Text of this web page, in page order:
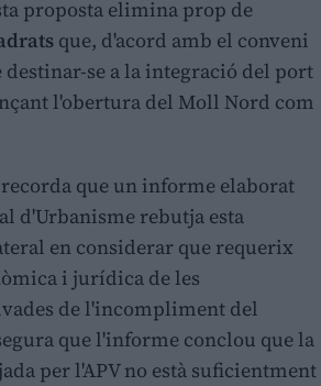
proposta elimina prop de
que, d'acord amb el conveni
destinar-se a la integració del port
l'obertura del Moll Nord com
que un informe elaborat
d'Urbanisme rebutja esta
en considerar que requerix
i jurídica de les
de l'incompliment del
que l'informe conclou que la
per l'APV no està suficientment